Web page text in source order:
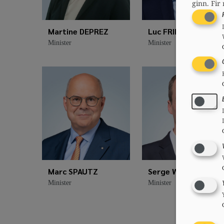
Martine DEPREZ
Minister
Luc FRIEDEN
Minister
Marc SPAUTZ
Minister
Serge WILMES
Minister
ginn. Fir